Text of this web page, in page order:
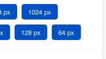
px 1024 px
128 px 64 px